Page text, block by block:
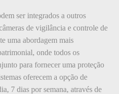
ser integrados a outros
de vigilância e controle de
uma abordagem mais
onde todos os
para fornecer uma proteção
oferecem a opção de
7 dias por semana, através de